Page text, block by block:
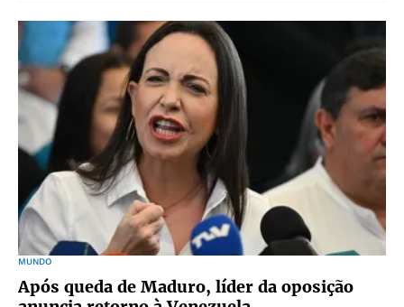
MUNDO
Após queda de Maduro, líder da oposição